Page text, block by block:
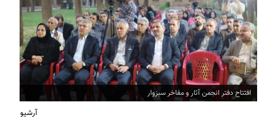
افتتاح دفتر انجمن آثار و مفاخر سبزوار
آرشیو